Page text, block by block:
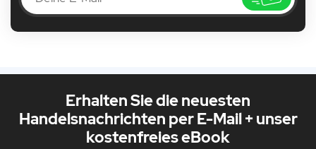
Erhalten Sie die neuesten
Handelsnachrichten per E-Mail + unser
kostenfreies eBook